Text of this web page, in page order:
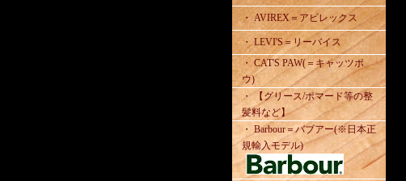
・ AVIREX＝アビレックス
・ LEVI'S＝リーバイス
・ CAT'S PAW(＝キャッツポ
ウ)
・ 【グリース/ポマード等の整
髪料など】
・ Barbour＝バブアー(※日本正
規輸入モデル)